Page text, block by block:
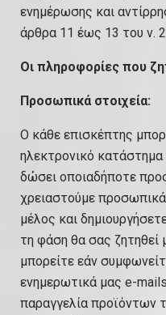
ενημέρωσης και
άρθρα 11 έως 13 του ν.
Οι πληροφορίες που
Προσωπικά στοιχεία:
Ο κάθε επισκέπτης
ηλεκτρονικό
δώσει οποιαδήποτε
χρειαστούμε προσωπικά
μέλος και
τη φάση θα σας
μπορείτε εάν
ενημερωτικά μας e-
παραγγελία προϊόντων